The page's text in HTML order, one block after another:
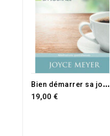
B
ien démarrer sa journée
19,00 €